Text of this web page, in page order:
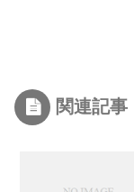
関連記事